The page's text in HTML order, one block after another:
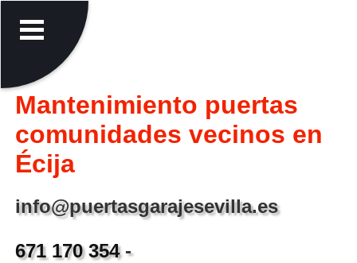
Mantenimiento puertas
comunidades vecinos en
Écija
info@puertasgarajesevilla.es
671 170 354-